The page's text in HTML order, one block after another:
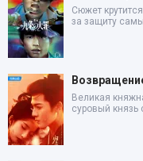
Сюжет
за защиту
Великая
суровый князь